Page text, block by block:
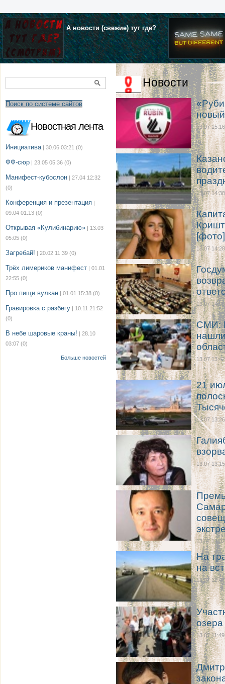
А новости (свежие) тут где?
Поиск по системе сайтов
Новостная лента
Инициатива | 30.06 03:21 (0)
ФФ-сюр | 23.05 05:36 (0)
Манифест-кубослон | 27.04 12:32
(0)
Конференция и презентация |
09.04 01:13 (0)
Открывая «Кулибинарию» | 13.03
05:05 (0)
Загребай! | 20.02 11:39 (0)
Трёх лимериков манифест | 01.01
22:55 (0)
Про пищи вулкан | 01.01 15:38 (0)
Гравировка с разбегу | 10.11 21:52
(0)
В небе шаровые краны! | 28.10
03:07 (0)
Больше новостей
Новости
13.07 15:16
13.07 14:38
[фото]
13.07 14:28
13.07 14:09
СМИ:
13.07 13:42
21
13.07 13:26
13.07 13:15
13.07 13:02
На
на
13.07 12:47
13.07 11:49